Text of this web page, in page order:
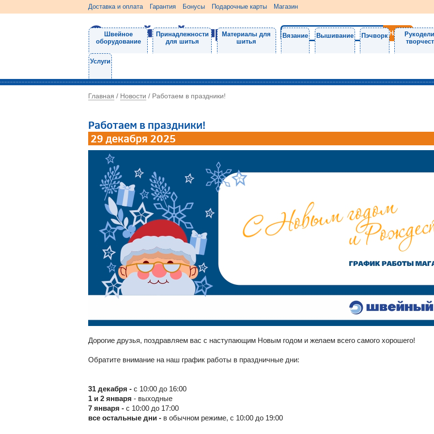
Доставка и оплата Гарантия Бонусы Подарочные карты Магазин
Швейное
оборудование
Принадлежности
для шитья
Материалы для
шитья
Вязание Вышивание Пэчворк
Услуги
Главная / Новости / Работаем в праздники!
Работаем в праздники!
29 декабря 2025
Дорогие друзья, поздравляем вас с наступающим Новым годом и желаем всего самого хорошего!
Обратите внимание на наш график работы в праздничные дни:
31 декабря - с 10:00 до 16:00
1 и 2 января - выходные
7 января - с 10:00 до 17:00
все остальные дни - в обычном режиме, с 10:00 до 19:00